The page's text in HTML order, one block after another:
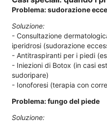
Problema: sudorazione
Soluzione:
- Consultazione
iperidrosi (sudorazione
- Antitraspiranti per i piedi
- Iniezioni di Botox (in casi
sudoripare)
- Ionoforesi (terapia con
Problema: fungo del piede
Soluzione: